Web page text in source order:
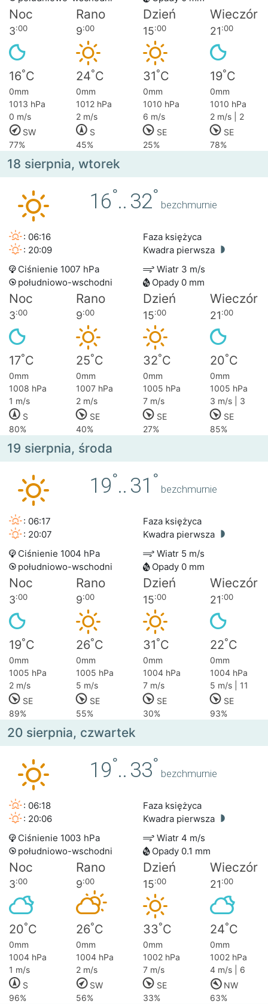
Noc Rano Dzień Wieczór
3:00 9:00 15:00 21:00
16°C 24°C 31°C 19°C
0mm 0mm 0mm
0mm
1013 hPa
1012 hPa 1010 hPa
1010 hPa
0 m/s
2 m/s 6 m/s
2 m/s | 2
SW
S SE
SE
77%
45% 25% 78%
18 sierpnia, wtorek
16°.. 32°
bezchmurnie
: 06:16
: 20:09
Faza księżyca
Kwadra pierwsza
Ciśnienie 1007 hPa
Wiatr 3 m/s
południowo-wschodni
Opady 0 mm
Noc Rano Dzień Wieczór
3:00 9:00 15:00 21:00
17°C 25°C 32°C 20°C
0mm 0mm 0mm
0mm
1008 hPa
1007 hPa 1005 hPa
1005 hPa
1 m/s
2 m/s 7 m/s
3 m/s | 3
S
SE SE
SE
80%
40% 27% 85%
19 sierpnia, środa
19°.. 31 °
bezchmurnie
: 06:17
: 20:07
Faza księżyca
Kwadra pierwsza
Ciśnienie 1004 hPa
Wiatr 5 m/s
południowo-wschodni
Opady 0 mm
Noc Rano Dzień Wieczór
3:00 9:00 15:00 21:00
19°C 26°C 31°C 22°C
0mm 0mm 0mm
0mm
1005 hPa
1005 hPa 1004 hPa
1004 hPa
2 m/s
5 m/s 7 m/s
5 m/s | 11
SE
SE SE
SE
89%
55% 30% 93%
20 sierpnia, czwartek
19°.. 33°
bezchmurnie
: 06:18
: 20:06
Faza księżyca
Kwadra pierwsza
Ciśnienie 1003 hPa
Wiatr 4 m/s
południowo-wschodni
Opady 0.1 mm
Noc Rano Dzień Wieczór
3:00 9:00 15:00 21:00
20°C 26°C 33°C 24°C
0mm 0mm 0mm
0mm
1004 hPa
1004 hPa 1002 hPa
1002 hPa
1 m/s
2 m/s 7 m/s
4 m/s | 6
S
SW SE
NW
96%
56% 33% 63%